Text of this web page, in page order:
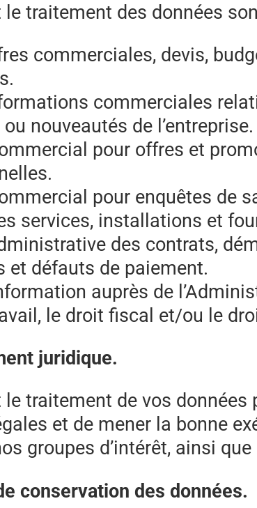
le traitement des données
commerciales, devis,
commerciales
nouveautés de l’entreprise.
pour offres et
pour enquêtes de
services, installations et
des contrats,
et défauts de paiement.
auprès de
le droit fiscal et/ou le
juridique.
traitement de vos
et de mener la bonne
groupes d’intérêt, ainsi
conservation des données.